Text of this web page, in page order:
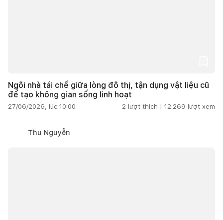
Ngôi nhà tái chế giữa lòng đô thị, tận dụng vật liệu cũ
để tạo không gian sống linh hoạt
27/06/2026, lúc 10:00 2 lượt thích | 12.269 lượt xem
Thu Nguyễn